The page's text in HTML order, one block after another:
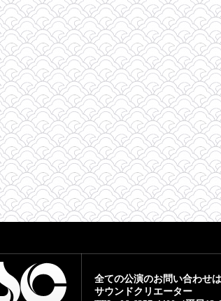
全ての公演のお問い合わせは
サウンドクリエーター